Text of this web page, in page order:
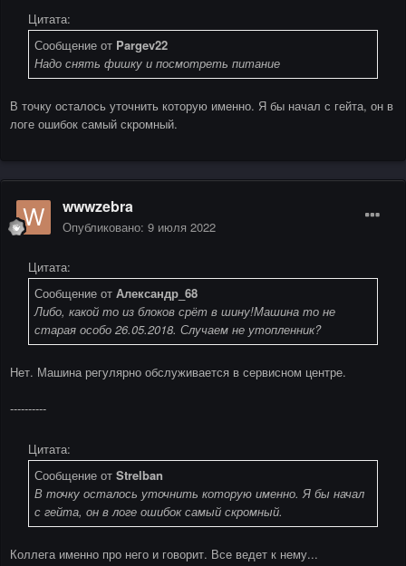
Цитата:
Сообщение от Pargev22
Надо снять фишку и посмотреть питание
В точку осталось уточнить которую именно. Я бы начал с гейта, он в
логе ошибок самый скромный.
wwwzebra
Опубликовано: 9 июля 2022
Цитата:
Сообщение от Александр_68
Либо, какой то из блоков срёт в шину!Машина то не
старая особо 26.05.2018. Случаем не утопленник?
Нет. Машина регулярно обслуживается в сервисном центре.
----------
Цитата:
Сообщение от Strelban
В точку осталось уточнить которую именно. Я бы начал
с гейта, он в логе ошибок самый скромный.
Коллега именно про него и говорит. Все ведет к нему...